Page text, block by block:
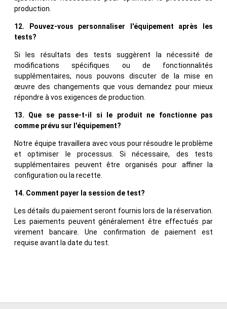
production.
12. Pouvez-vous personnaliser l'équipement après les
tests?
Si les résultats des tests suggèrent la nécessité de
modifications spécifiques ou de fonctionnalités
supplémentaires, nous pouvons discuter de la mise en
œuvre des changements que vous demandez pour mieux
répondre à vos exigences de production.
13. Que se passe-t-il si le produit ne fonctionne pas
comme prévu sur l'équipement?
Notre équipe travaillera avec vous pour résoudre le problème
et optimiser le processus. Si nécessaire, des tests
supplémentaires peuvent être organisés pour affiner la
configuration ou la recette.
14. Comment payer la session de test?
Les détails du paiement seront fournis lors de la réservation.
Les paiements peuvent généralement être effectués par
virement bancaire. Une confirmation de paiement est
requise avant la date du test.